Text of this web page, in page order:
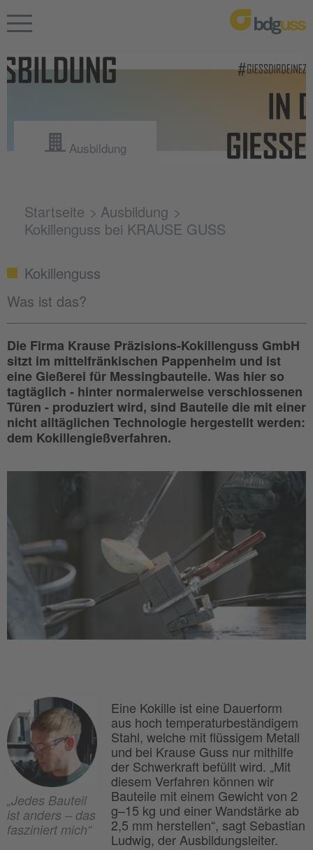
Ausbildung
Startseite
Ausbildung
Kokillenguss bei KRAUSE GUSS
Kokillenguss
Was ist das?
Die Firma Krause Präzisions-Kokillenguss GmbH
sitzt im mittelfränkischen Pappenheim und ist
eine Gießerei für Messingbauteile. Was hier so
tagtäglich - hinter normalerweise verschlossenen
Türen - produziert wird, sind Bauteile die mit einer
nicht alltäglichen Technologie hergestellt werden:
dem Kokillengießverfahren.
„Jedes Bauteil
ist anders – das
fasziniert mich“
Eine Kokille ist eine Dauerform
aus hoch temperaturbeständigem
Stahl, welche mit flüssigem Metall
und bei Krause Guss nur mithilfe
der Schwerkraft befüllt wird. „Mit
diesem Verfahren können wir
Bauteile mit einem Gewicht von 2
g–15 kg und einer Wandstärke ab
2,5 mm herstellen“, sagt Sebastian
Ludwig, der Ausbildungsleiter.